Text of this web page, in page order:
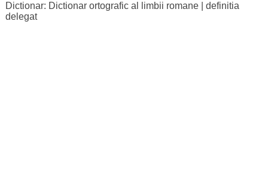
Dictionar: Dictionar ortografic al limbii romane| definitia
delegat